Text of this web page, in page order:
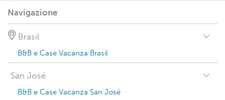
Navigazione
Brasil
B&B e Case Vacanza Brasil
San José
B&B e Case Vacanza San José